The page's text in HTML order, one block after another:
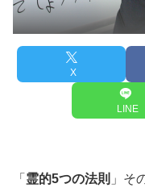
X
LINE
「 霊的5つの法則 」そ